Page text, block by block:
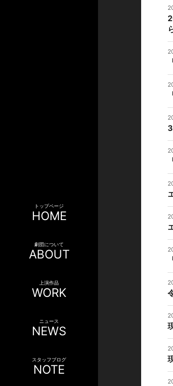
トップページ
HOME
劇団について
ABOUT
上演作品
WORK
ニュース
NEWS
スタッフブログ
NOTE